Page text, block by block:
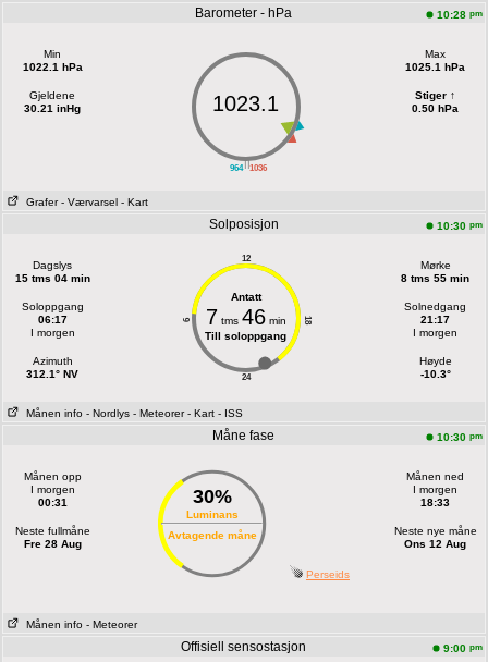
Barometer - hPa 10:28 pm
Min
1022.1 hPa
Gjeldene
30.21 inHg
||
964 1036
1023.1
Max
1025.1 hPa
Stiger ↑
0.50 hPa
Grafer - Værvarsel - Kart
Solposisjon 10:30 pm
Dagslys
15 tms 04 min
Soloppgang
06:17
I morgen
Azimuth
312.1° NV
12
24
6 18
Antatt
7 tms 46min
Till soloppgang
Mørke
8 tms 55 min
Solnedgang
21:17
I morgen
Høyde
-10.3°
Månen info - Nordlys - Meteorer - Kart - ISS
Måne fase 10:30 pm
Månen opp
I morgen
00:31
Neste fullmåne
Fre 28 Aug
30%
Luminans
Avtagende måne
Månen ned
I morgen
18:33
Neste nye måne
Ons 12 Aug
Perseids
Månen info - Meteorer
Offisiell sensostasjon 9:00 pm